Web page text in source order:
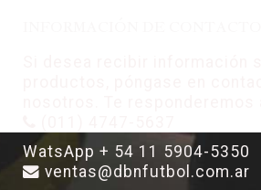
WatsApp + 54 11 5904-5350
ventas@dbnfutbol.com.ar